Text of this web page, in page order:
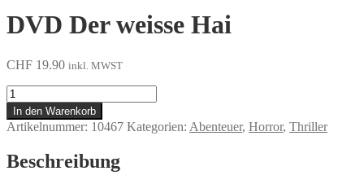
DVD Der weisse Hai
CHF 19.90 inkl. MWST
Der
weisse
Hai
Menge
In den Warenkorb
Artikelnummer: 10467 Kategorien: Abenteuer, Horror, Thriller
Beschreibung